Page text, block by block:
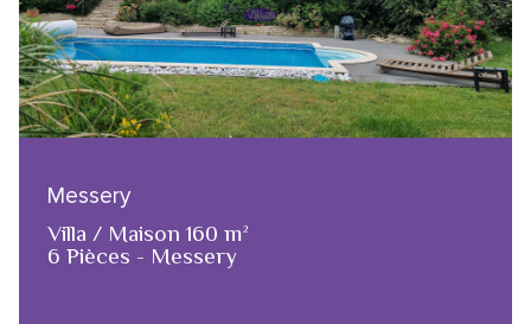
Messery
Villa / Maison 160 m²
6 Pièces - Messery